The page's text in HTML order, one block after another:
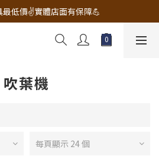
金唯一首選 宇慶五金網拍🔧
最低價✌️實體店面有保障💪
修部門🔧品質保修一年📌
吹葉機
每頁顯示 24 個